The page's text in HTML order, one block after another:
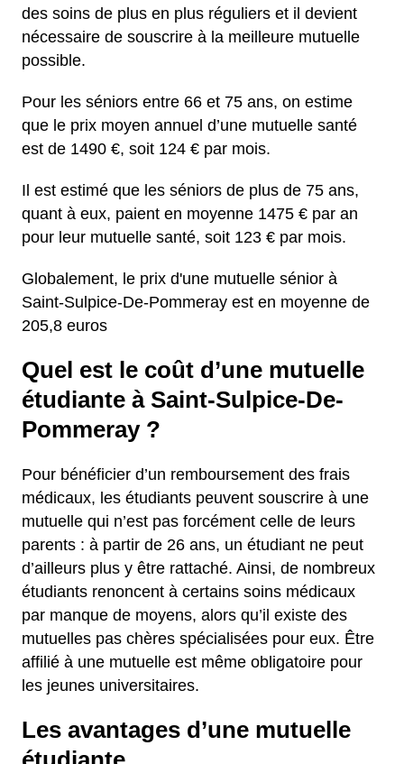
des soins de plus en plus réguliers et il devient
nécessaire de souscrire à la meilleure mutuelle
possible.
Pour les séniors entre 66 et 75 ans, on estime
que le prix moyen annuel d’une mutuelle santé
est de 1490 €, soit 124 € par mois.
Il est estimé que les séniors de plus de 75 ans,
quant à eux, paient en moyenne 1475 € par an
pour leur mutuelle santé, soit 123 € par mois.
Globalement, le prix d'une mutuelle sénior à
Saint-Sulpice-De-Pommeray est en moyenne de
205,8 euros
Quel est le coût d’une mutuelle
étudiante à Saint-Sulpice-De-
Pommeray ?
Pour bénéficier d’un remboursement des frais
médicaux, les étudiants peuvent souscrire à une
mutuelle qui n’est pas forcément celle de leurs
parents : à partir de 26 ans, un étudiant ne peut
d’ailleurs plus y être rattaché. Ainsi, de nombreux
étudiants renoncent à certains soins médicaux
par manque de moyens, alors qu’il existe des
mutuelles pas chères spécialisées pour eux. Être
affilié à une mutuelle est même obligatoire pour
les jeunes universitaires.
Les avantages d’une mutuelle